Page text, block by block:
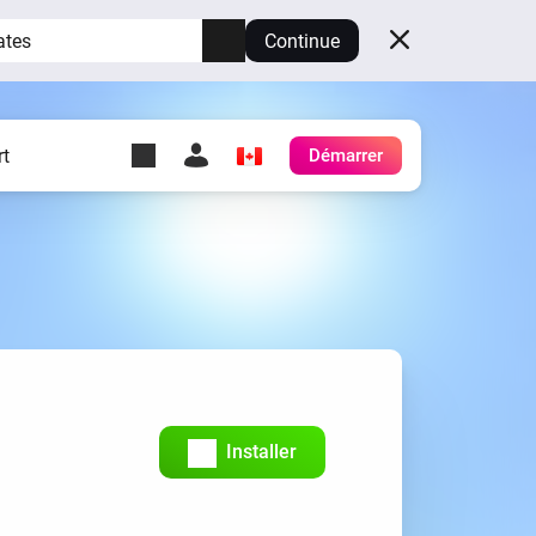
Continue
Exécutez Homey sur votre
Démarrer
Installer